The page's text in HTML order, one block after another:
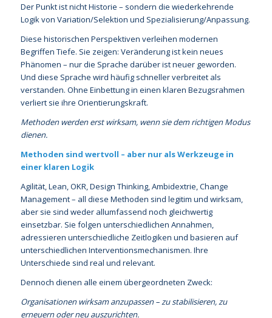
Der Punkt ist nicht Historie – sondern die wiederkehrende
Logik von Variation/Selektion und Spezialisierung/Anpassung.
Diese historischen Perspektiven verleihen modernen
Begriffen Tiefe. Sie zeigen: Veränderung ist kein neues
Phänomen – nur die Sprache darüber ist neuer geworden.
Und diese Sprache wird häufig schneller verbreitet als
verstanden. Ohne Einbettung in einen klaren Bezugsrahmen
verliert sie ihre Orientierungskraft.
Methoden werden erst wirksam, wenn sie dem richtigen Modus
dienen.
Methoden sind wertvoll – aber nur als Werkzeuge in
einer klaren Logik
Agilität, Lean, OKR, Design Thinking, Ambidextrie, Change
Management – all diese Methoden sind legitim und wirksam,
aber sie sind weder allumfassend noch gleichwertig
einsetzbar. Sie folgen unterschiedlichen Annahmen,
adressieren unterschiedliche Zeitlogiken und basieren auf
unterschiedlichen Interventionsmechanismen. Ihre
Unterschiede sind real und relevant.
Dennoch dienen alle einem übergeordneten Zweck:
Organisationen wirksam anzupassen – zu stabilisieren, zu
erneuern oder neu auszurichten.